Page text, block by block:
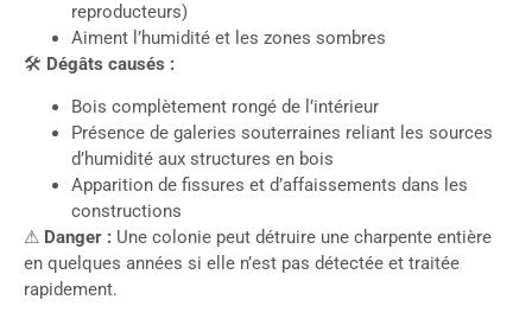
reproducteurs)
Aiment l’humidité et les zones sombres
🛠 Dégâts causés :
Bois complètement rongé de l’intérieur
Présence de galeries souterraines reliant les sources
d’humidité aux structures en bois
Apparition de fissures et d’affaissements dans les
constructions
⚠ Danger : Une colonie peut détruire une charpente entière
en quelques années si elle n’est pas détectée et traitée
rapidement.